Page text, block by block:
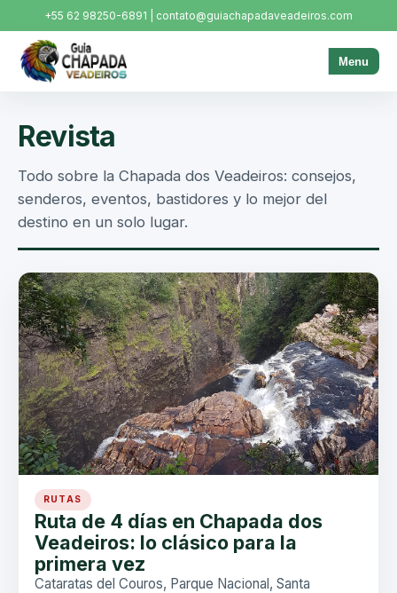
+55 62 98250-6891 | contato@guiachapadaveadeiros.com
Menu
Revista
Todo sobre la Chapada dos Veadeiros: consejos,
senderos, eventos, bastidores y lo mejor del
destino en un solo lugar.
RUTAS
Ruta de 4 días en Chapada dos
Veadeiros: lo clásico para la
primera vez
Cataratas del Couros, Parque Nacional, Santa